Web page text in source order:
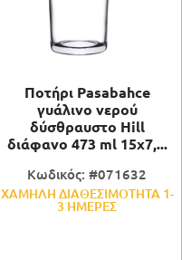
Ποτήρι Pasabahce
γυάλινο νερού
δύσθραυστο Hill
διάφανο 473 ml 15x7,...
Κωδικός: #071632
ΧΑΜΗΛΗ ΔΙΑΘΕΣΙΜΟΤΗΤΑ 1-
3 ΗΜΕΡΕΣ